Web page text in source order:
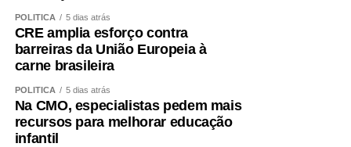
POLÍTICA 5 dias atrás
CRE amplia esforço contra
barreiras da União Europeia à
carne brasileira
POLÍTICA 5 dias atrás
Na CMO, especialistas pedem mais
recursos para melhorar educação
infantil